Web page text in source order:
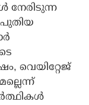
നേരിടുന്ന
പുതിയ
വെയിറ്റേജ്